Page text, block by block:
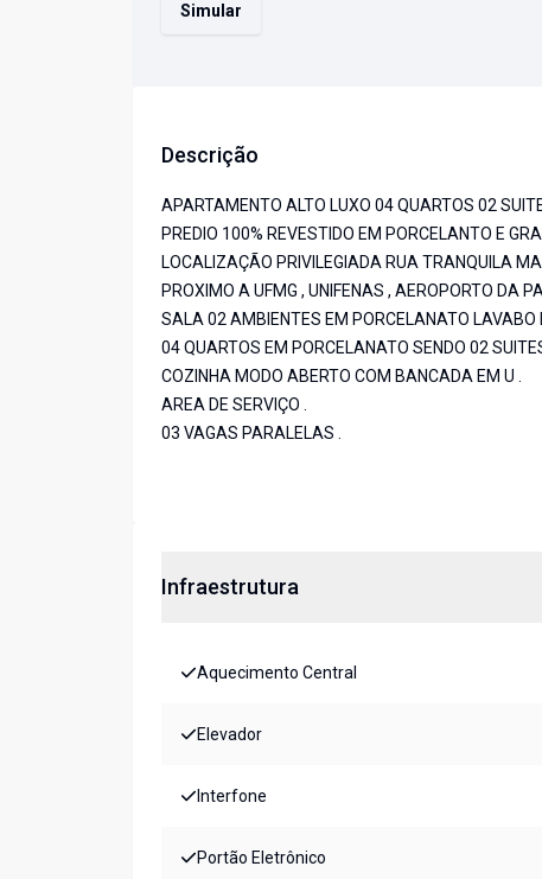
Simular
Descrição
APARTAMENTO ALTO LUXO 04 QUARTOS 02
PREDIO 100% REVESTIDO EM PORCELANTO E
LOCALIZAÇÃO PRIVILEGIADA RUA TRANQUILA
PROXIMO A UFMG , UNIFENAS , AEROPORTO DA
SALA 02 AMBIENTES EM PORCELANATO LAVABO
04 QUARTOS EM PORCELANATO SENDO 02
COZINHA MODO ABERTO COM BANCADA EM U .
AREA DE SERVIÇO .
03 VAGAS PARALELAS .
Infraestrutura
Aquecimento Central
Elevador
Interfone
Portão Eletrônico